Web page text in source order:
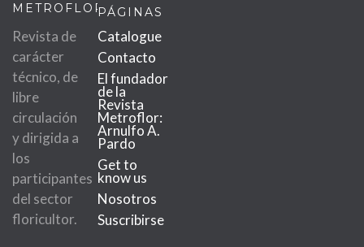
METROFLOR
Revista de
carácter
técnico, de
libre
circulación
y dirigida a
los
participantes
del sector
floricultor.
PÁGINAS
Catalogue
Contacto
El fundador
de la
Revista
Metroflor:
Arnulfo A.
Pardo
Get to
know us
Nosotros
Suscribirse